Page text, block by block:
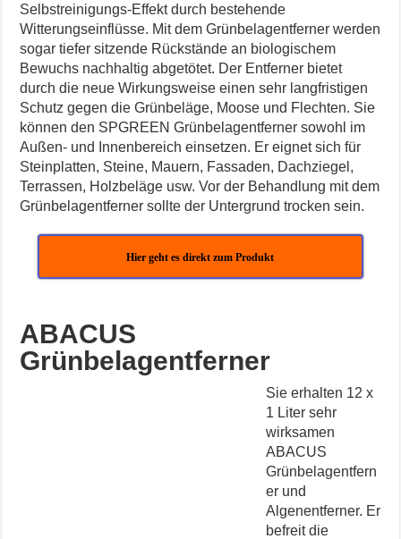
Selbstreinigungs-Effekt durch bestehende
Witterungseinflüsse. Mit dem Grünbelagentferner werden
sogar tiefer sitzende Rückstände an biologischem
Bewuchs nachhaltig abgetötet. Der Entferner bietet
durch die neue Wirkungsweise einen sehr langfristigen
Schutz gegen die Grünbeläge, Moose und Flechten. Sie
können den SPGREEN Grünbelagentferner sowohl im
Außen- und Innenbereich einsetzen. Er eignet sich für
Steinplatten, Steine, Mauern, Fassaden, Dachziegel,
Terrassen, Holzbeläge usw. Vor der Behandlung mit dem
Grünbelagentferner sollte der Untergrund trocken sein.
Hier geht es direkt zum Produkt
ABACUS
Grünbelagentferner
Sie erhalten 12 x
1 Liter sehr
wirksamen
ABACUS
Grünbelagentfern
er und
Algenentferner. Er
befreit die